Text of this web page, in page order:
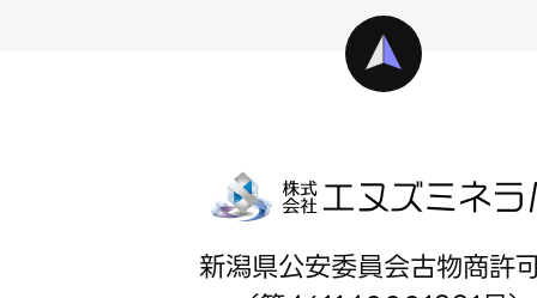
新潟県公安委員会古物商許